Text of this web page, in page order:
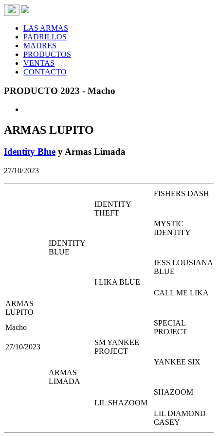
LAS ARMAS
PADRILLOS
MADRES
PRODUCTOS
VENTAS
CONTACTO
PRODUCTO 2023 - Macho
ARMAS LUPITO
Identity Blue y Armas Limada
27/10/2023
FISHERS DASH
IDENTITY
THEFT
MYSTIC
IDENTITY
IDENTITY
BLUE
JESS LOUSIANA
BLUE
I LIKA BLUE
CALL ME LIKA
ARMAS
LUPITO
Macho
SPECIAL
PROJECT
27/10/2023
SM YANKEE
PROJECT
YANKEE SIX
ARMAS
LIMADA
SHAZOOM
LIL SHAZOOM
LIL DIAMOND
CASEY